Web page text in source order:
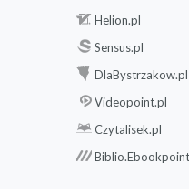
Helion.pl
Sensus.pl
DlaBystrzakow.pl
Videopoint.pl
Czytalisek.pl